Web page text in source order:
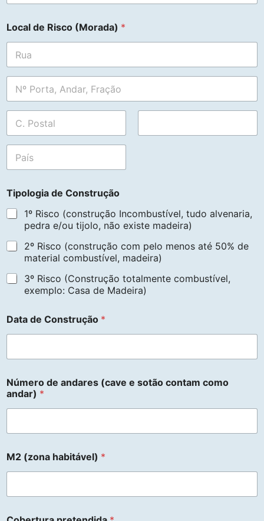
Local de Risco (Morada) *
Tipologia de Construção
1º Risco (construção Incombustível, tudo alvenaria,
pedra e/ou tijolo, não existe madeira)
2º Risco (construção com pelo menos até 50% de
material combustível, madeira)
3º Risco (Construção totalmente combustível,
exemplo: Casa de Madeira)
Data de Construção *
Número de andares (cave e sotão contam como
andar) *
M2 (zona habitável) *